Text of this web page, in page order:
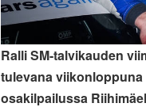
Ralli SM-talvikauden
tulevana
osakilpailussa